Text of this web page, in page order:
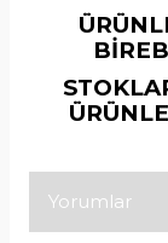
Yorumlar